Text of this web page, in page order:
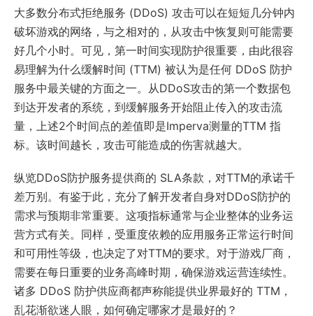
大多数分布式拒绝服务 (DDoS) 攻击可以在短短几分钟内
破坏游戏的网络，与之相对的，从攻击中恢复则可能需要
好几个小时。可见，第一时间实现防护很重要，由此很容
易理解为什么缓解时间 (TTM) 被认为是任何 DDoS 防护
服务中最关键的方面之一。从DDoS攻击的第一个数据包
到达开发者的系统，到缓解服务开始阻止传入的攻击流
量，上述2个时间点的差值即是Imperva测量的TTM 指
标。该时间越长，攻击可能造成的伤害就越大。
纵览DDoS防护服务提供商的 SLA条款，对TTM的承诺千
差万别。有鉴于此，充分了解开发者自身对DDoS防护的
需求与预期非常重要。这项指标通常与企业整体的业务运
营方式有关。同样，受重度依赖的应用服务正常运行时间
和可用性等级，也决定了对TTM的要求。对于游戏厂商，
需要在每日重要的业务高峰时期，确保游戏运营连续性。
诸多 DDoS 防护供应商都声称能提供业界最好的 TTM，
乱花渐欲迷人眼，如何确定哪家才是最好的？